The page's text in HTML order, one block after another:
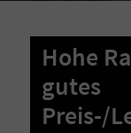
Hohe
gutes
Preis-/